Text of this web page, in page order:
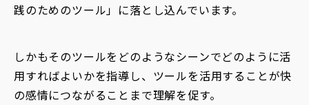
践のためのツール」に落とし込んでいます。
しかもそのツールをどのようなシーンでどのように活
用すればよいかを指導し、ツールを活用することが快
の感情につながることまで理解を促す。